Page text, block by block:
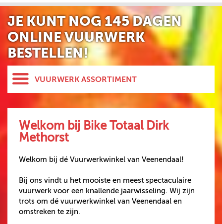
JE KUNT NOG145 DAGEN
ONLINE VUURWERK
BESTELLEN!
VUURWERK ASSORTIMENT
HELE ASSORTIMENT
GBV
EVOLUTION
SPINNERS
KNALLERS
CRACKLING
Welkom bij Bike Totaal Dirk
Methorst
Welkom bij dé Vuurwerkwinkel van Veenendaal!
Bij ons vindt u het mooiste en meest spectaculaire
vuurwerk voor een knallende jaarwisseling. Wij zijn
trots om dé vuurwerkwinkel van Veenendaal en
omstreken te zijn.